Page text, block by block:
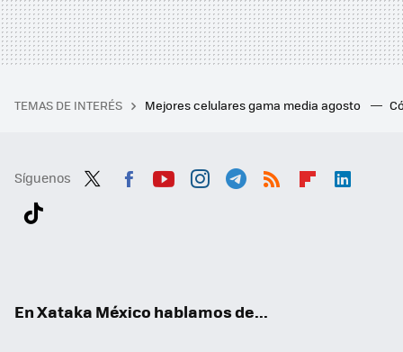
TEMAS DE INTERÉS Mejores celulares gama media agosto
Síguenos
En Xataka México hablamos de...